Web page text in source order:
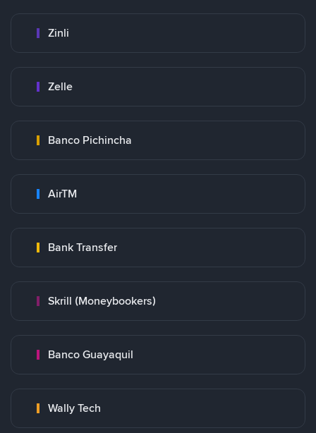
Zinli
Zelle
Banco Pichincha
AirTM
Bank Transfer
Skrill (Moneybookers)
Banco Guayaquil
Wally Tech